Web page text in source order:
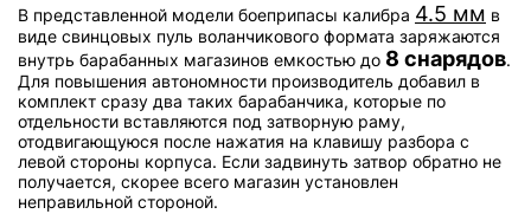
В представленной модели боеприпасы калибра 4.5 мм в
виде свинцовых пуль воланчикового формата заряжаются
внутрь барабанных магазинов емкостью до 8 снарядов.
Для повышения автономности производитель добавил в
комплект сразу два таких барабанчика, которые по
отдельности вставляются под затворную раму,
отодвигающуюся после нажатия на клавишу разбора с
левой стороны корпуса. Если задвинуть затвор обратно не
получается, скорее всего магазин установлен
неправильной стороной.